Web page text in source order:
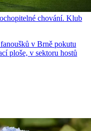
chování. Klub
v Brně pokutu
ploše, v sektoru hostů